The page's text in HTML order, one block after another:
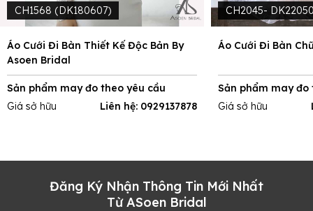
CH1568 (DK180607)
Áo Cưới Đi Bàn Thiết Kế Độc Bản By
Asoen Bridal
Sản phẩm may đo theo yêu cầu
Giá sở hữu
Liên hệ: 0929137878
CH2045-
Áo Cưới Đi Bàn
Sản phẩm may đo
Giá sở hữu
Đăng Ký Nhận Thông Tin Mới Nhất
Từ ASoen Bridal